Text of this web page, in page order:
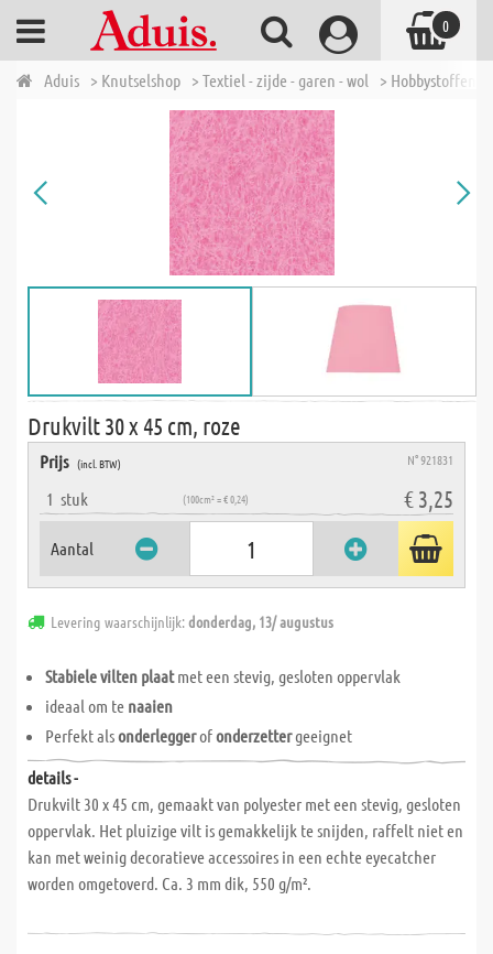
Aduis > Knutselshop > Textiel - zijde - garen - wol > Hobbystoffen
Drukvilt 30 x 45 cm, roze
Prijs (incl. BTW) N° 921831
1 stuk (100cm² = € 0,24) € 3,25
Aantal
Levering waarschijnlijk:donderdag, 13/ augustus
Stabiele vilten plaatmet een stevig, gesloten oppervlak
ideaal om te naaien
Perfekt alsonderleggerofonderzettergeeignet
details -
Drukvilt 30 x 45 cm, gemaakt van polyester met een stevig, gesloten
oppervlak. Het pluizige vilt is gemakkelijk te snijden, raffelt niet en
kan met weinig decoratieve accessoires in een echte eyecatcher
worden omgetoverd. Ca. 3 mm dik, 550 g/m².
0